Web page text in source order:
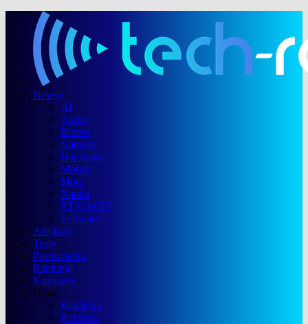
Newsy
AI
Audio
Biznes
Gaming
Hardware
Mobile
Moto
Nauka
RTV/AGD
Software
Artykuły
Testy
Porównania
Rankingi
Konkursy
O nas
Redakcja
Reklama